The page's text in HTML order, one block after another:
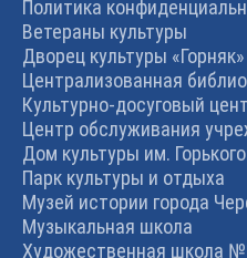
Политика
Ветераны культуры
Дворец культуры «Горняк»
Централизованная
Культурно-досуговый
Центр обслуживания
Дом культуры им. Горького
Парк культуры и отдыха
Музей истории города
Музыкальная школа
Художественная школа